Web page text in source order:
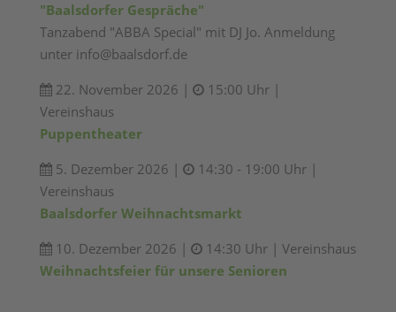
"Baalsdorfer Gespräche"
Tanzabend "ABBA Special" mit DJ Jo. Anmeldung
unter info@baalsdorf.de
22. November 2026 |
15:00 Uhr |
Vereinshaus
Puppentheater
5. Dezember 2026 |
14:30 - 19:00 Uhr |
Vereinshaus
Baalsdorfer Weihnachtsmarkt
10. Dezember 2026 |
14:30 Uhr | Vereinshaus
Weihnachtsfeier für unsere Senioren